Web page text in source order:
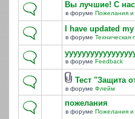
Вы лучшие! С
в форуме Пожелания и
I have updated
в форуме Техническая
в форуме Feedback
Тест "Защита
в форуме Флейм
пожелания
в форуме Пожелания и